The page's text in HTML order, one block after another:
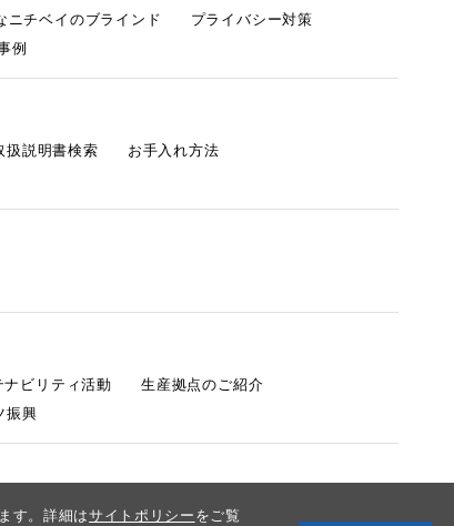
す。詳細はサイトポリシー をご覧
ニチベイのブラインド
プライバシー対策
例
扱説明書検索
お手入れ方法
ビリティ活動
生産拠点のご紹介
振興